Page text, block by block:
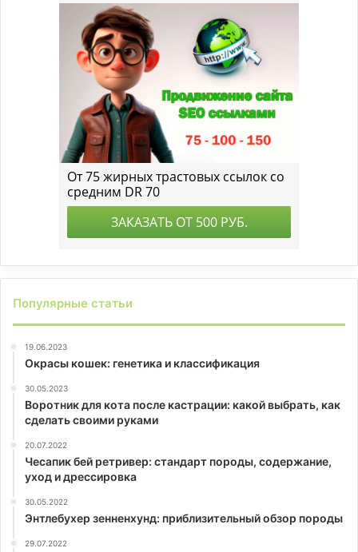
Популярные статьи
19.06.2023
Окрасы кошек: генетика и классификация
30.05.2023
Воротник для кота после кастрации: какой выбрать, как
сделать своими руками
20.07.2022
Чесапик бей ретривер: стандарт породы, содержание,
уход и дрессировка
30.05.2022
Энтлебухер зенненхунд: приблизительный обзор породы
29.07.2022